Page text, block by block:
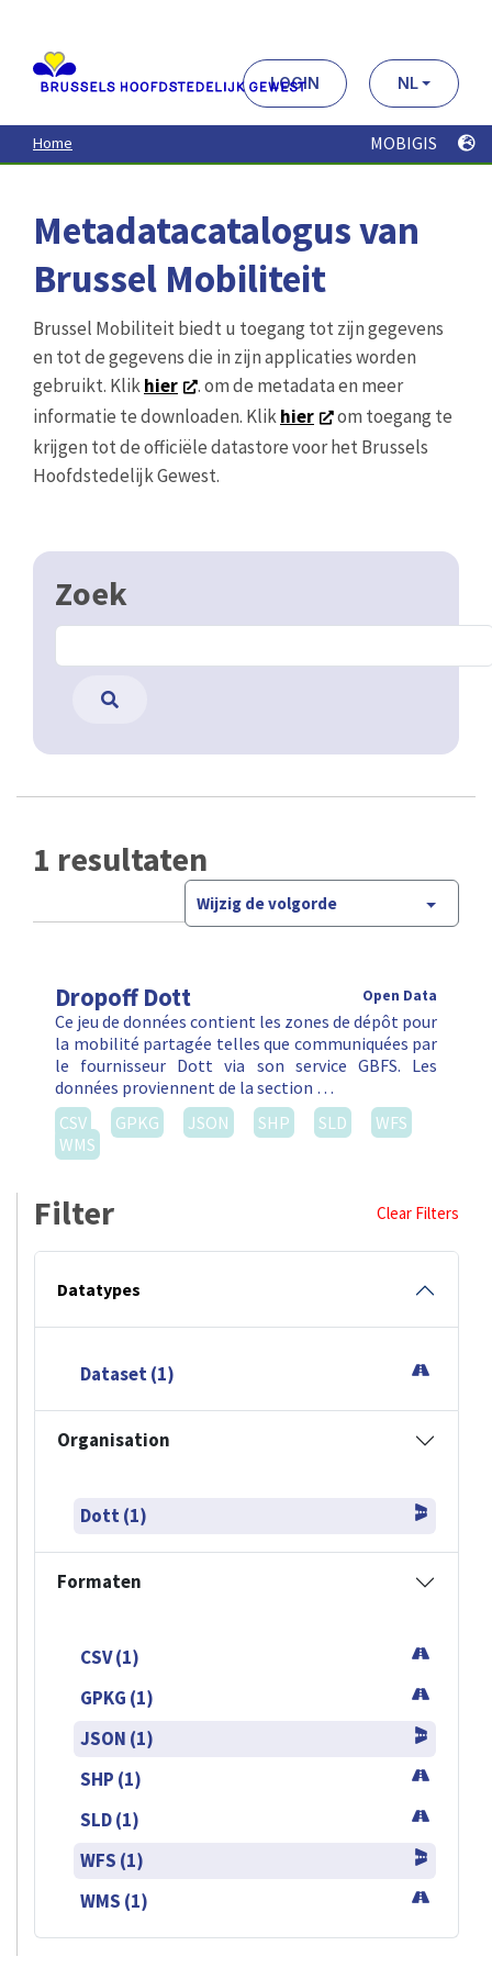
contenu
principal
LOGIN NL
Home MOBIGIS
Metadatacatalogus van
Brussel Mobiliteit
Brussel Mobiliteit biedt u toegang tot zijn gegevens
en tot de gegevens die in zijn applicaties worden
gebruikt. Klikhier
. om de metadata en meer
informatie te downloaden. Klikhier
om toegang te
krijgen tot de officiële datastore voor het Brussels
Hoofdstedelijk Gewest.
Zoek
1 resultaten
Wijzig de volgorde
Dropoff Dott Open Data
Ce jeu de données contient les zones de dépôt pour
la mobilité partagée telles que communiquées par
le fournisseur Dott via son service GBFS. Les
données proviennent de la section …
CSV
GPKG JSON SHP SLD
WFS
WMS
Filter Clear Filters
Datatypes
Dataset (1)
Organisation
Dott (1)
Formaten
CSV (1)
GPKG (1)
JSON (1)
SHP (1)
SLD (1)
WFS (1)
WMS (1)